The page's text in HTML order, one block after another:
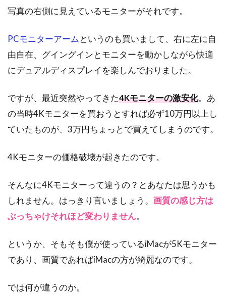
写真の右側に見えているモニターがそれです。
PCモニターアーム というのも買いまして、右に左に自
由自在、グイングインとモニターを動かしながら快適
にデュアルディスプレイを楽しんでおりました。
ですが、最近突然やってきた4Kモニターの激安化。あ
の当時4Kモニターを買おうとすれば必ず10万円以上し
ていたものが、3万円ちょっとで買えてしまうのです。
4Kモニターの価格破壊が起きたのです。
そんなに4Kモニターって違うの？とあなたは思うかも
しれません。はっきり言いましょう。 画質の感じ方は
ぶっちゃけそれほど変わりません。
というか、そもそも僕が使っているiMacが5Kモニター
であり、画質であればiMacの方が綺麗なのです。
では何が違うのか。